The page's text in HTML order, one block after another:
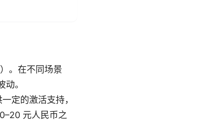
。在不同场景
。
定的激活支持，
元人民币之